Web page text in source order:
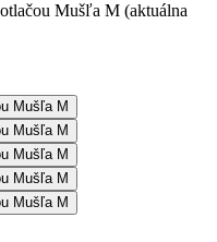
Mušľa M (aktuálna